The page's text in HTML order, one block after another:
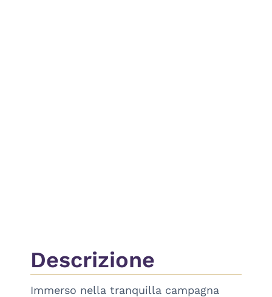
Descrizione
Immerso nella tranquilla campagna